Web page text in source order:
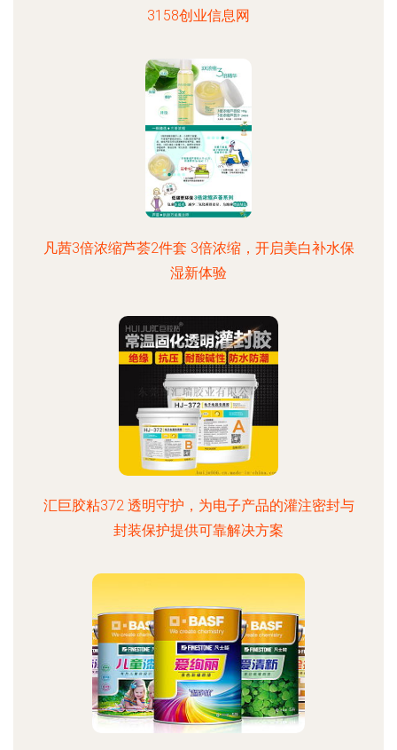
3158创业信息网
凡茜3倍浓缩芦荟2件套 3倍浓缩，开启美白补水保
湿新体验
汇巨胶粘372 透明守护，为电子产品的灌注密封与
封装保护提供可靠解决方案